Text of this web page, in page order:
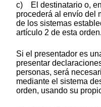
c) El destinatario o,
procederá al envío del
de los sistemas
artículo 2 de esta orden.
Si el presentador es
presentar
personas, será
mediante el sistema
orden, usando su